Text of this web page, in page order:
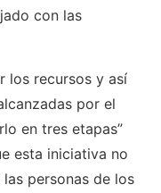
con las
los recursos y así
por el
en tres etapas”
esta iniciativa no
personas de los